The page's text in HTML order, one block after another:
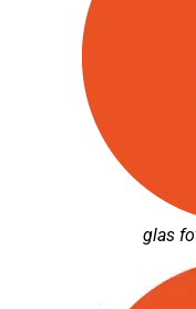
glas